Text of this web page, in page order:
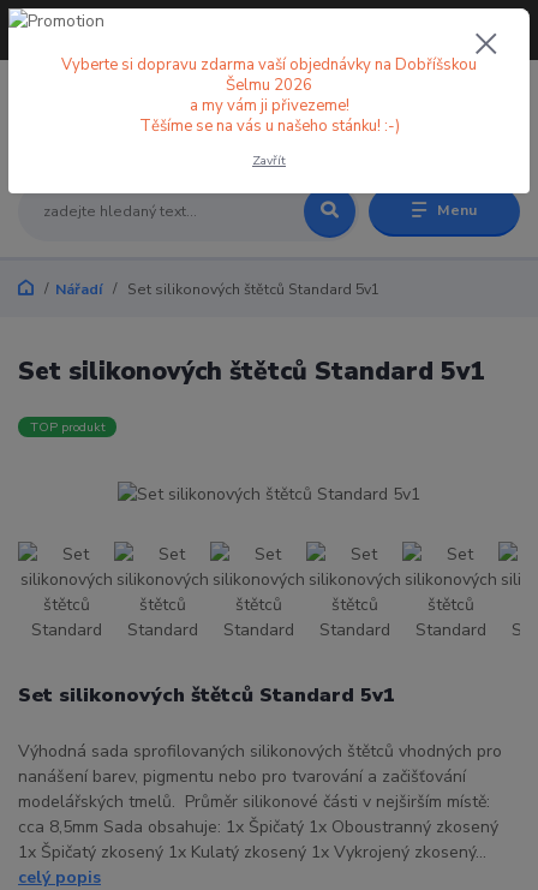
Menu
+420 773 998 582
Nářadí Set silikonových štětců Standard 5v1
Set silikonových štětců Standard 5v1
TOP produkt
Set silikonových štětců Standard 5v1
Výhodná sada sprofilovaných silikonových štětců vhodných pro
nanášení barev, pigmentu nebo pro tvarování a začišťování
modelářských tmelů. Průměr silikonové části v nejširším místě:
cca 8,5mm Sada obsahuje: 1x Špičatý 1x Oboustranný zkosený
1x Špičatý zkosený 1x Kulatý zkosený 1x Vykrojený zkosený...
celý popis
Vyberte si dopravu zdarma vaší objednávky na Dobříšskou
Šelmu 2026
a my vám ji přivezeme!
Těšíme se na vás u našeho stánku! :-)
Zavřít